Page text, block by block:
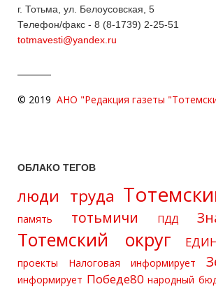
г. Тотьма, ул. Белоусовская, 5
Телефон/факс - 8 (8-1739) 2-25-51
totmavesti@yandex.ru
© 2019 АНО "Редакция газеты
ОБЛАКО ТЕГОВ
люди труда
память тотьмичи ПДД
Тотемский округ
проекты Налоговая информирует
информирует Победе80 народный